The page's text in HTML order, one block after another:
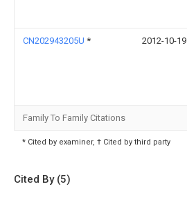
CN202943205U * 2012-10-19
Family To Family Citations
* Cited by examiner, † Cited by third party
Cited By (5)